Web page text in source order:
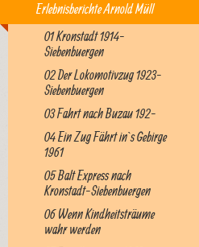
Erlebnisberichte Arnold Müll
01 Kronstadt 1914-
Siebenbuergen
02 Der Lokomotivzug 1923-
Siebenbuergen
03 Fahrt nach Buzau 192-
04 Ein Zug Fährt in`s Gebirge
1961
05 Balt Express nach
Kronstadt-Siebenbuergen
06 Wenn Kindheitsträume
wahr werden